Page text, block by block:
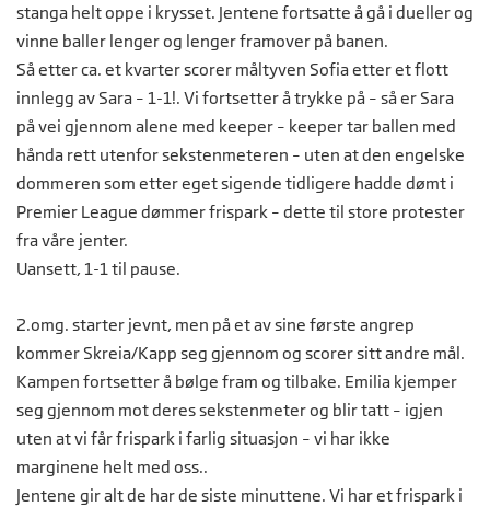
stanga helt oppe i krysset. Jentene fortsatte å gå i dueller og
vinne baller lenger og lenger framover på banen.
Så etter ca. et kvarter scorer måltyven Sofia etter et flott
innlegg av Sara – 1-1!. Vi fortsetter å trykke på – så er Sara
på vei gjennom alene med keeper – keeper tar ballen med
hånda rett utenfor sekstenmeteren – uten at den engelske
dommeren som etter eget sigende tidligere hadde dømt i
Premier League dømmer frispark – dette til store protester
fra våre jenter.
Uansett, 1-1 til pause.
2.omg. starter jevnt, men på et av sine første angrep
kommer Skreia/Kapp seg gjennom og scorer sitt andre mål.
Kampen fortsetter å bølge fram og tilbake. Emilia kjemper
seg gjennom mot deres sekstenmeter og blir tatt – igjen
uten at vi får frispark i farlig situasjon – vi har ikke
marginene helt med oss..
Jentene gir alt de har de siste minuttene. Vi har et frispark i